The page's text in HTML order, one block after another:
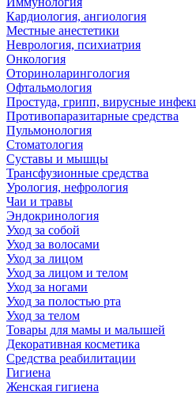
Кардиология, ангиология
Местные анестетики
Неврология, психиатрия
Онкология
Оториноларингология
Офтальмология
Простуда, грипп, вирусные
Противопаразитарные средства
Пульмонология
Стоматология
Суставы и мышцы
Трансфузионные средства
Урология, нефрология
Чаи и травы
Эндокринология
Уход за собой
Уход за волосами
Уход за лицом
Уход за лицом и телом
Уход за ногами
Уход за полостью рта
Уход за телом
Товары для мамы и малышей
Декоративная косметика
Средства реабилитации
Гигиена
Женская гигиена